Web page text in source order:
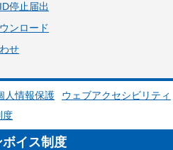
停止届出
ンロード
せ
人情報保護
ウェブアクセシビリティ
度
イス制度